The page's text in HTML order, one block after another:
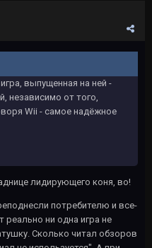
выпущенная на ней -
независимо от того,
Wii - самое надёжное
лидирующего коня, во!
потребителю и все-
ни одна игра не
Сколько читал обзоров